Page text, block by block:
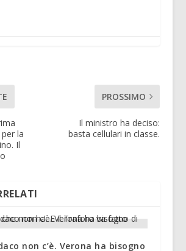
la
Il
PROSSIMO
Il ministro ha deciso:
basta cellulari in classe.
non c’è. Verona ha bisogno